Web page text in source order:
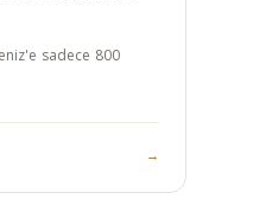
sadece 800
→